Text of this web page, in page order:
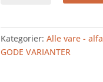
antal
Kategorier:Alle vare -
GODE VARIANTER